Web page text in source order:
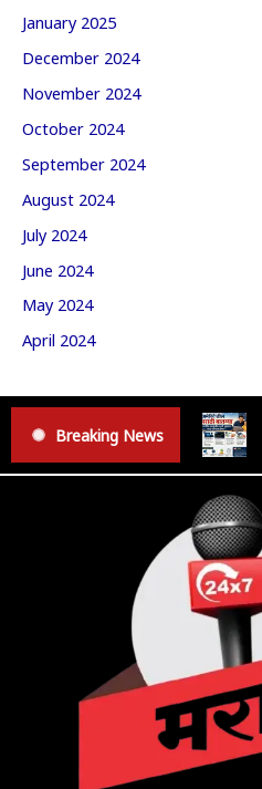
January 2025
December 2024
November 2024
October 2024
September 2024
August 2024
July 2024
June 2024
May 2024
April 2024
Breaking News